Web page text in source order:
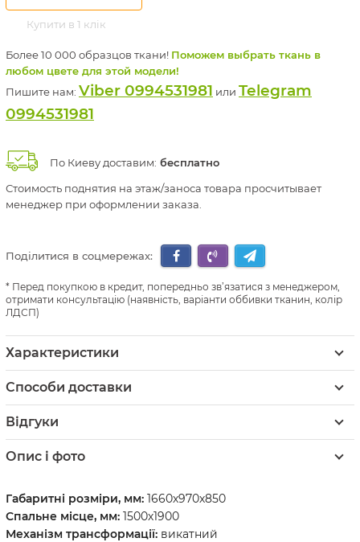
Купити в 1 клік
Более 10 000 образцов ткани! Поможем выбрать ткань в
любом цвете для этой модели!
Пишите нам: Viber 0994531981 или Telegram
0994531981
По Киеву доставим: бесплатно
Стоимость поднятия на этаж/заноса товара просчитывает
менеджер при оформлении заказа.
Поділитися в соцмережах:
Перед покупкою в кредит, попередньо зв’язатися з менеджером,
отримати консультацію (наявність, варіанти оббивки тканин, колір
ЛДСП)
Характеристики
Способи доставки
Відгуки
Опис і фото
Габаритні розміри, мм: 1660х970х850
Спальне місце, мм: 1500х1900
Механізм трансформації: викатний